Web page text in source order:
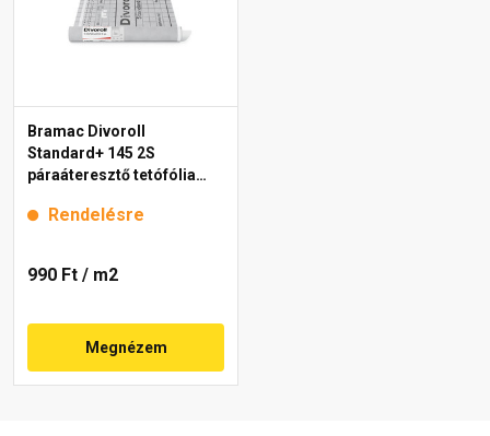
Bramac Divoroll
Standard+ 145 2S
páraáteresztő tetófólia
Rendelésre
990 Ft / m2
Megnézem